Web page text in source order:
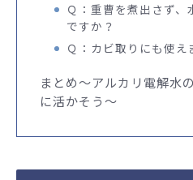
Ｑ：重曹を煮出さず、
ですか？
Ｑ：カビ取りにも使え
まとめ～アルカリ電解水
に活かそう～